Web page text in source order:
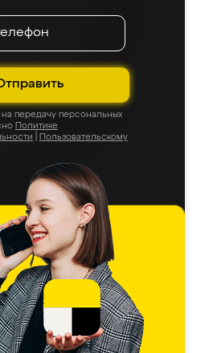
передачу персональных
Политике
Пользовательскому